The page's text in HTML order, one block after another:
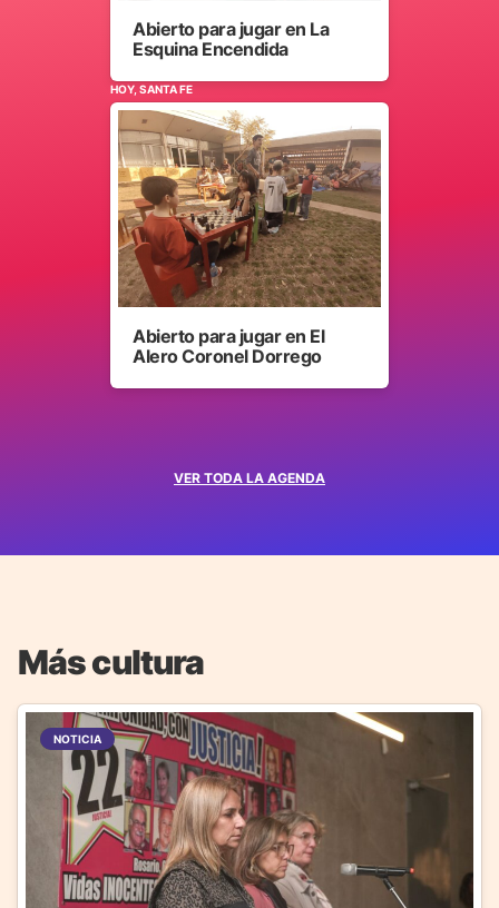
VER TODA LA AGENDA
Abierto para jugar en La
Esquina Encendida
HOY, SANTA FE
Abierto para jugar en El
Alero Coronel Dorrego
Más cultura
NOTICIA